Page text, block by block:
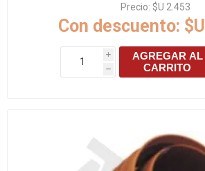
Precio: $U 2.453
Con descuento:
i
h
AGREGAR AL
CARRITO